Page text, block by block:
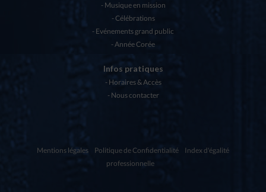
Musique en mission
Célébrations
Evénements grand public
Année Corée
Infos pratiques
Horaires & Accès
Nous contacter
Mentions légales Politique de Confidentialité
Index d'égalité
professionnelle